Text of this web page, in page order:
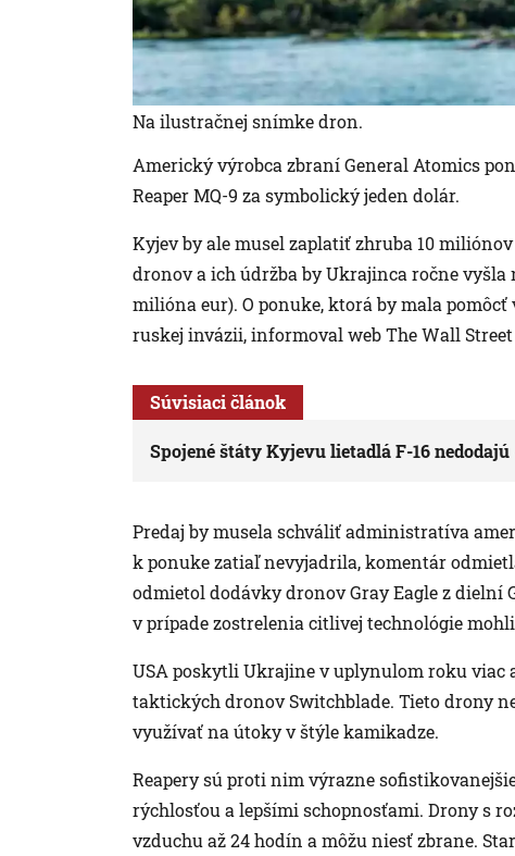
Na ilustračnej snímke dron.
Americký výrobca zbraní General Atomics
Reaper MQ-9 za symbolický jeden dolár.
Kyjev by ale musel zaplatiť zhruba 10
dronov a ich údržba by Ukrajinca ročne
milióna eur). O ponuke, ktorá by mala
ruskej invázii, informoval web The Wall
Súvisiaci článok
Spojené štáty Kyjevu lietadlá F-16 nedodajú
Predaj by musela schváliť administratíva
k ponuke zatiaľ nevyjadrila, komentár
odmietol dodávky dronov Gray Eagle z dielní
v prípade zostrelenia citlivej technológie
USA poskytli Ukrajine v uplynulom roku viac
taktických dronov Switchblade. Tieto drony
využívať na útoky v štýle kamikadze.
Reapery sú proti nim výrazne
rýchlosťou a lepšími schopnosťami. Drony s
vzduchu až 24 hodín a môžu niesť zbrane.